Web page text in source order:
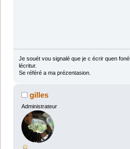
Je souét vou signalé que je c écrir quen
lécritur.
Se référé a ma prézentasion.
gilles
Administrateur